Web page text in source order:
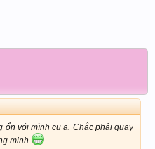
ổn với mình cụ ạ. Chắc phải quay
minh